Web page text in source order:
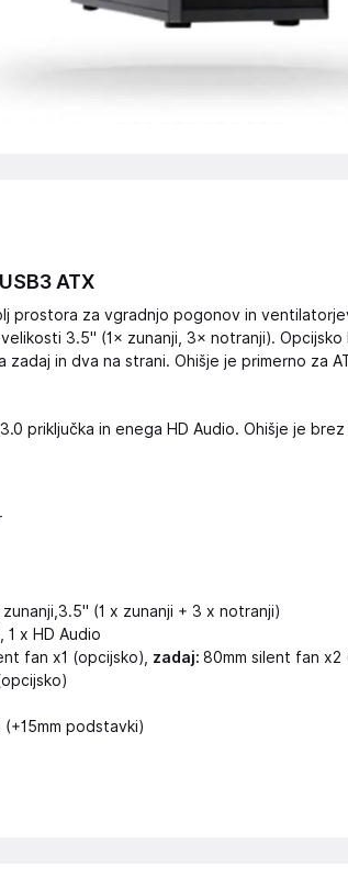
ATX
prostora za vgradnjo pogonov in
3.5" (1× zunanji, 3× notranji). Opcijsko
in dva na strani. Ohišje je primerno za
priključka in enega HD Audio. Ohišje je brez
3.5" (1 x zunanji + 3 x notranji)
1 x HD Audio
fan x1 (opcijsko), zadaj: 80mm silent fan x2
(+15mm podstavki)